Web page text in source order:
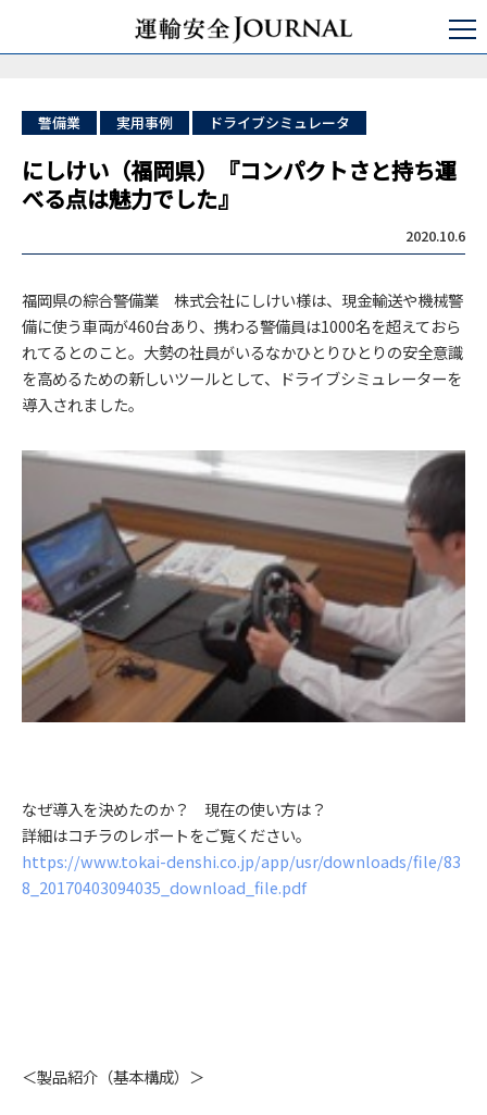
日本の運輸安全
一般企業
にしけい（福岡県）『コンパクトさと持ち運べる点は魅力でした』
警備業 実用事例 ドライブシミュレータ
にしけい（福岡県）『コンパクトさと持ち運
べる点は魅力でした』
2020.10.6
福岡県の綜合警備業 株式会社にしけい様は、現金輸送や機械警
備に使う車両が460台あり、携わる警備員は1000名を超えておら
れてるとのこと。大勢の社員がいるなかひとりひとりの安全意識
を高めるための新しいツールとして、ドライブシミュレーターを
導入されました。
なぜ導入を決めたのか？ 現在の使い方は？
詳細はコチラのレポートをご覧ください。
https://www.tokai-denshi.co.jp/app/usr/downloads/file/83
8_20170403094035_download_file.pdf
＜製品紹介（基本構成）＞